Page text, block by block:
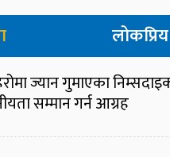
लोकप्रिय
ज्यान गुमाएका
सम्मान गर्न आग्रह